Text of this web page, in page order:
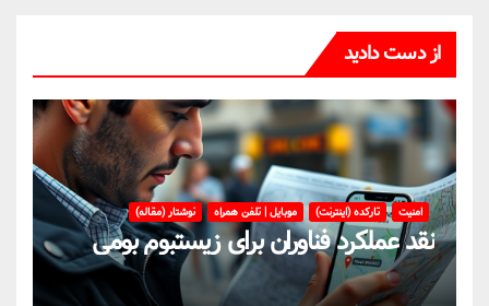
از دست دادید
امنیت تارکده (اینترنت) موبایل | تلفن همراه نوشتار (مقاله)
نقد عملکرد فناوران برای زیستبوم بومی